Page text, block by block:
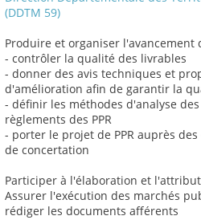
(DDTM 59)
Produire et organiser l'avancement
- contrôler la qualité des livrables
- donner des avis techniques et
d'amélioration afin de garantir la
- définir les méthodes d'analyse
règlements des PPR
- porter le projet de PPR auprès
de concertation
Participer à l'élaboration et
Assurer l'exécution des marchés
rédiger les documents afférents